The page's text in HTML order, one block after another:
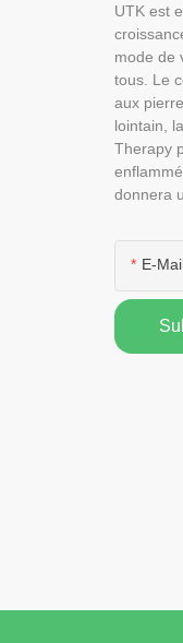
UTK est
mode de
tous. Le
aux
lointain,
Therapy
donnera
E-